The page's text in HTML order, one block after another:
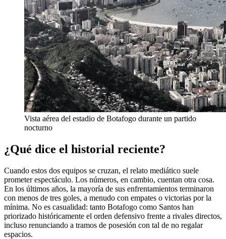
Vista aérea del estadio de Botafogo durante un partido
nocturno
¿Qué dice el historial reciente?
Cuando estos dos equipos se cruzan, el relato mediático suele
prometer espectáculo. Los números, en cambio, cuentan otra cosa.
En los últimos años, la mayoría de sus enfrentamientos terminaron
con menos de tres goles, a menudo con empates o victorias por la
mínima. No es casualidad: tanto Botafogo como Santos han
priorizado históricamente el orden defensivo frente a rivales directos,
incluso renunciando a tramos de posesión con tal de no regalar
espacios.